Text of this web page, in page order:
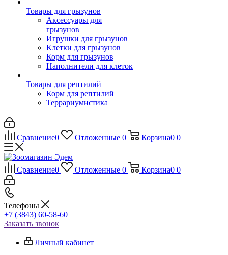
Товары для грызунов
Аксессуары для
грызунов
Игрушки для грызунов
Клетки для грызунов
Корм для грызунов
Наполнители для клеток
Товары для рептилий
Корм для рептилий
Террариумистика
Сравнение0 Отложенные 0 Корзина0 0
Сравнение0 Отложенные 0 Корзина0 0
Телефоны
+7 (3843) 60-58-60
Заказать звонок
Личный кабинет